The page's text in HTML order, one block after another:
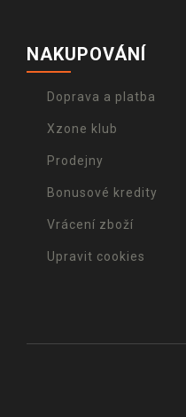
NAKUPOVÁNÍ
Doprava a platba
Xzone klub
Prodejny
Bonusové kredity
Vrácení zboží
Upravit cookies